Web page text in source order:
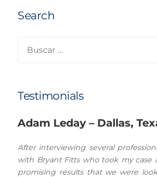
Search
Testimonials
Adam Leday – Dallas,
After interviewing several
with Bryant Fitts who took my case
promising results that we were